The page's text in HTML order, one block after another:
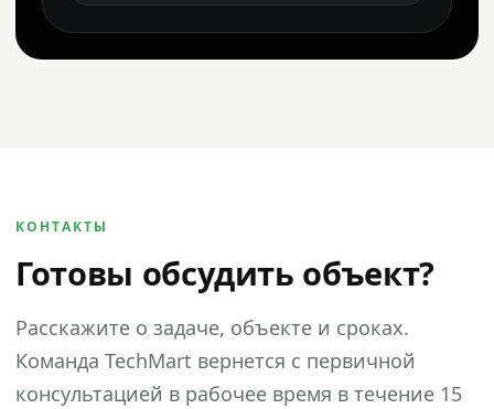
КОНТАКТЫ
Готовы обсудить объект?
Расскажите о задаче, объекте и сроках.
Команда TechMart вернется с первичной
консультацией в рабочее время в течение 15